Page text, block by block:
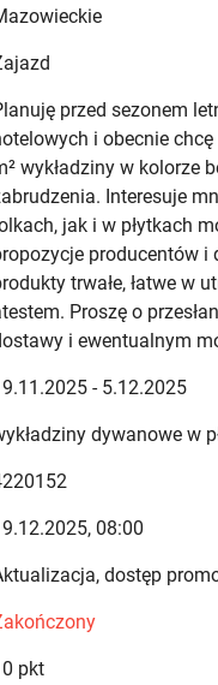
przed sezonem
i obecnie
wykładziny w kolorze
Interesuje
jak i w płytkach
producentów
trwałe, łatwe w
Proszę o
i ewentualnym
- 5.12.2025
dywanowe w
08:00
dostęp
pkt